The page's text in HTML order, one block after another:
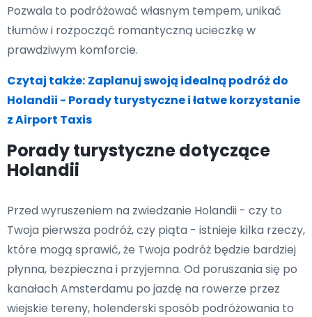
Pozwala to podróżować własnym tempem, unikać
tłumów i rozpocząć romantyczną ucieczkę w
prawdziwym komforcie.
Czytaj także: Zaplanuj swoją idealną podróż do
Holandii - Porady turystyczne i łatwe korzystanie
z Airport Taxis
Porady turystyczne dotyczące
Holandii
Przed wyruszeniem na zwiedzanie Holandii - czy to
Twoja pierwsza podróż, czy piąta - istnieje kilka rzeczy,
które mogą sprawić, że Twoja podróż będzie bardziej
płynna, bezpieczna i przyjemna. Od poruszania się po
kanałach Amsterdamu po jazdę na rowerze przez
wiejskie tereny, holenderski sposób podróżowania to